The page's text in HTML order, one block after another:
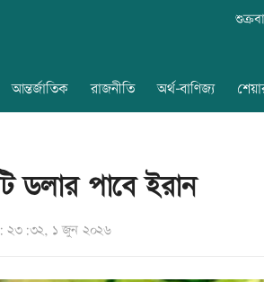
আন্তর্জাতিক রাজনীতি অর্থ-বাণিজ্য
ডলার পাবে ইরান
২৩:৩২, ১ জুন ২০২৬